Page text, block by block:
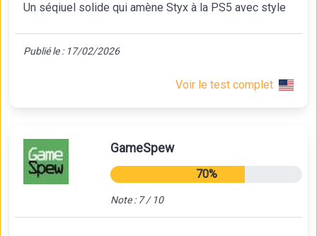
Un séqiuel solide qui amène Styx à la PS5 avec style
Publié le : 17/02/2026
Voir le test complet
GameSpew
70%
Note : 7 / 10